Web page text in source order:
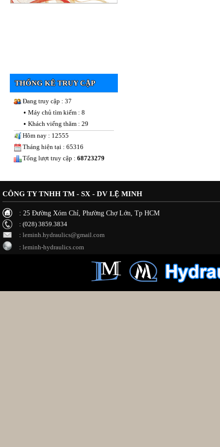
THỐNG KÊ TRUY CẬP
Đang truy cập : 37
• Máy chủ tìm kiếm : 8
• Khách viếng thăm : 29
Hôm nay : 12555
Tháng hiện tại : 65316
Tổng lượt truy cập : 68723279
CÔNG TY TNHH TM - SX - DV LỆ MINH
: 25 Đường Xóm Chỉ, Phường Chợ Lớn, Tp HCM
: (028) 3859.3834
: leminh.hydraulics@gmail.com
: leminh-hydraulics.com